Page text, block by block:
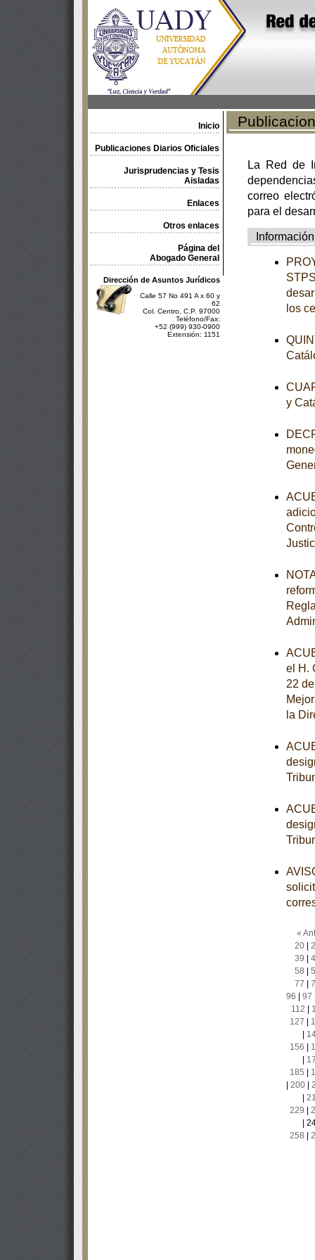
Inicio
Publicaciones Diarios Oficiales
Jurisprudencias y Tesis
Aisladas
Enlaces
Otros enlaces
Página del
Abogado General
Dirección de Asuntos Jurídicos
Calle 57 No 491 A x 60 y
62
Col. Centro, C.P. 97000
Teléfono/Fax:
+52 (999) 930-0900
Extensión: 1151
La Red de
correo
para el
Información
los
y
el H.
22
la
«
20|
39
58
77
96
97
112
127
156
185
200|
229
258